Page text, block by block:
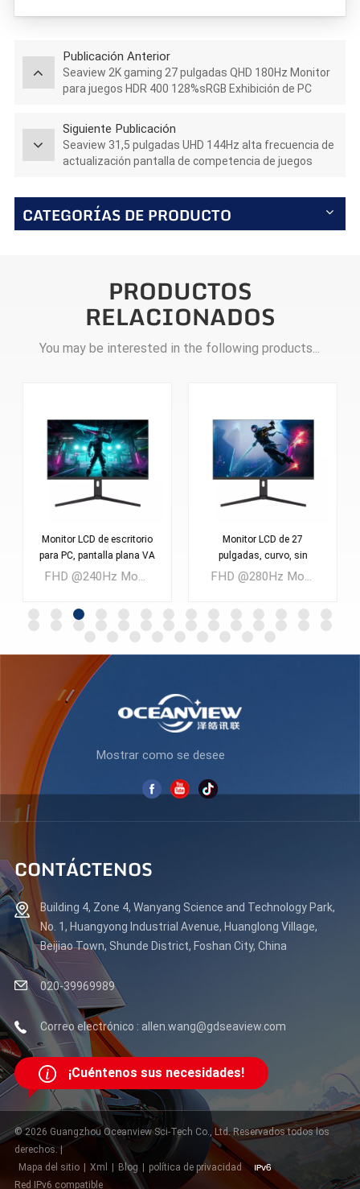
Publicación Anterior
Seaview 2K gaming 27 pulgadas QHD 180Hz Monitor
para juegos HDR 400 128%sRGB Exhibición de PC
Siguiente Publicación
Seaview 31,5 pulgadas UHD 144Hz alta frecuencia de
actualización pantalla de competencia de juegos
CATEGORÍAS DE PRODUCTO
PRODUCTOS
RELACIONADOS
You may be interested in the following products...
Monitor LCD de escritorio
para PC, pantalla plana VA
de 27 pulgadas y 240 Hz,
venta al por mayor y a
buen precio.
FHD @240Hz Monitor LCD para juegos FAST VA de 27 pulgadas Cantidad mínima de pedido: 300 piezas
APRENDE MÁS
Monitor LCD de 27
pulgadas, curvo, sin
bordes, profesional, para
FHD @280Hz Monitor LCD para juegos FAST VA de 27 pulgadas Cantidad mínima de pedido: 300 piezas
Mostrar como se desee
CONTÁCTENOS
Building 4, Zone 4, Wanyang Science and Technology Park,
No. 1, Huangyong Industrial Avenue, Huanglong Village,
Beijiao Town, Shunde District, Foshan City, China
020-39969989
Correo electrónico : allen.wang@gdseaview.com
¡Cuéntenos sus necesidades!
© 2026 Guangzhou Oceanview Sci-Tech Co., Ltd. Reservados todos los
derechos. |
Mapa del sitio
Xml Blog
política de privacidad
Red IPv6 compatible